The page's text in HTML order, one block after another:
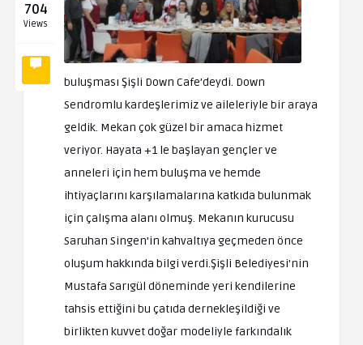
704
Views
buluşması Şişli Down Cafe’deydi. Down
Sendromlu kardeşlerimiz ve aileleriyle bir araya
geldik. Mekan çok güzel bir amaca hizmet
veriyor. Hayata +1 le başlayan gençler ve
anneleri için hem buluşma ve hemde
ihtiyaçlarını karşılamalarına katkıda bulunmak
için çalışma alanı olmuş. Mekanın kurucusu
Saruhan Singen’in kahvaltıya geçmeden önce
oluşum hakkında bilgi verdi.Şişli Belediyesi’nin
Mustafa Sarıgül döneminde yeri kendilerine
tahsis ettiğini bu çatıda dernekleşildiği ve
birlikten kuvvet doğar modeliyle farkındalık